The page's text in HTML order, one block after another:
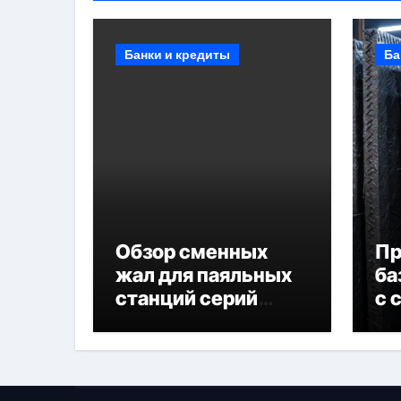
Банки и кредиты
Обзор сменных
жал для паяльных
станций серий
с